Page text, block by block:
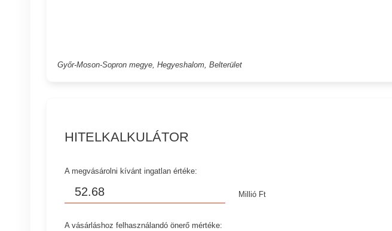
Győr-Moson-Sopron megye, Hegyeshalom, Belterület
HITELKALKULÁTOR
A megvásárolni kívánt ingatlan értéke:
Millió Ft
A vásárláshoz felhasználandó önerő mértéke: